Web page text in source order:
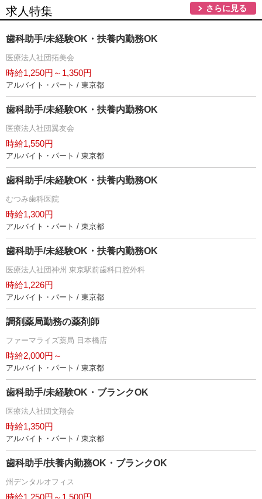
求人特集 さらに見る
歯科助手/未経験OK・扶養内勤務OK
医療法人社団拓美会
時給1,250円～1,350円
アルバイト・パート / 東京都
歯科助手/未経験OK・扶養内勤務OK
医療法人社団翼友会
時給1,550円
アルバイト・パート / 東京都
歯科助手/未経験OK・扶養内勤務OK
むつみ歯科医院
時給1,300円
アルバイト・パート / 東京都
歯科助手/未経験OK・扶養内勤務OK
医療法人社団神州 東京駅前歯科口腔外科
時給1,226円
アルバイト・パート / 東京都
調剤薬局勤務の薬剤師
ファーマライズ薬局 日本橋店
時給2,000円～
アルバイト・パート / 東京都
歯科助手/未経験OK・ブランクOK
医療法人社団文翔会
時給1,350円
アルバイト・パート / 東京都
歯科助手/扶養内勤務OK・ブランクOK
州デンタルオフィス
時給1,250円～1,500円